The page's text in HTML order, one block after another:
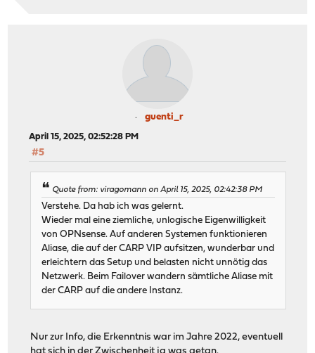
guenti_r
April 15, 2025, 02:52:28 PM
#5
Quote from: viragomann on April 15, 2025, 02:42:38 PM
Verstehe. Da hab ich was gelernt.
Wieder mal eine ziemliche, unlogische Eigenwilligkeit
von OPNsense. Auf anderen Systemen funktionieren
Aliase, die auf der CARP VIP aufsitzen, wunderbar und
erleichtern das Setup und belasten nicht unnötig das
Netzwerk. Beim Failover wandern sämtliche Aliase mit
der CARP auf die andere Instanz.
Nur zur Info, die Erkenntnis war im Jahre 2022, eventuell